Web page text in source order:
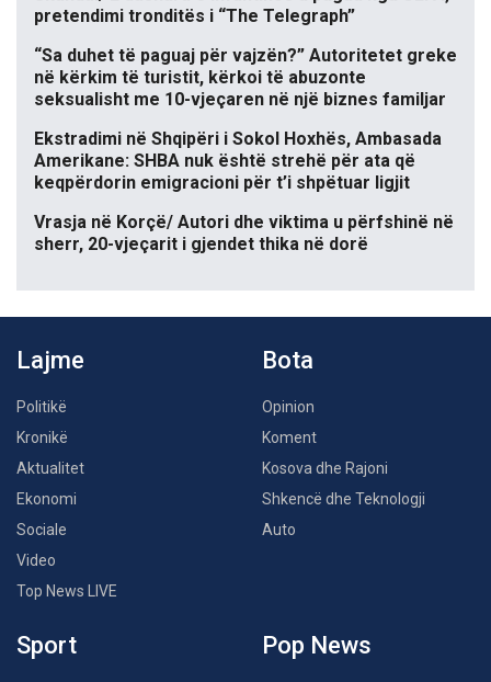
pretendimi tronditës i “The Telegraph”
“Sa duhet të paguaj për vajzën?” Autoritetet greke
në kërkim të turistit, kërkoi të abuzonte
seksualisht me 10-vjeçaren në një biznes familjar
Ekstradimi në Shqipëri i Sokol Hoxhës, Ambasada
Amerikane: SHBA nuk është strehë për ata që
keqpërdorin emigracioni për t’i shpëtuar ligjit
Vrasja në Korçë/ Autori dhe viktima u përfshinë në
sherr, 20-vjeçarit i gjendet thika në dorë
Lajme
Politikë
Kronikë
Aktualitet
Ekonomi
Sociale
Video
Top News LIVE
Bota
Opinion
Koment
Kosova dhe Rajoni
Shkencë dhe Teknologji
Auto
Sport Pop News